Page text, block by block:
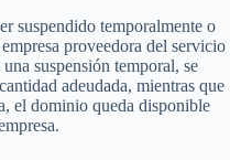
suspendido temporalmente o
proveedora del servicio
suspensión temporal, se
adeudada, mientras que
el dominio queda disponible